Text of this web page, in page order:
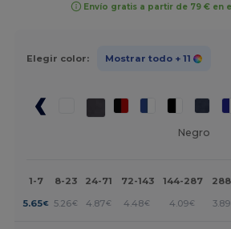
Envío gratis a partir de 79 € en
Elegir color: Mostrar todo + 11
Negro
1-7 8-23 24-71 72-143 144-287
5.65€ 5.26€ 4.87€ 4.48€ 4.09€ 3.89